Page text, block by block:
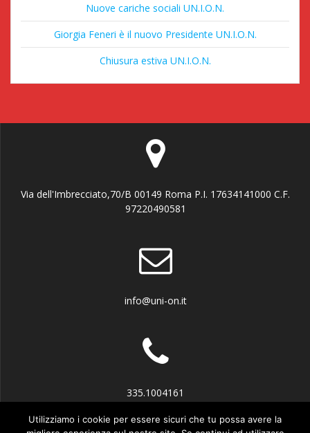
Nuove cariche sociali UN.I.O.N.
Giorgia Feneri è il nuovo Presidente UN.I.O.N.
Chiusura estiva UN.I.O.N.
Via dell'Imbrecciato,70/B 00149 Roma P.I. 17634141000 C.F.
97220490581
info@uni-on.it
335.1004161
Utilizziamo i cookie per essere sicuri che tu possa avere la